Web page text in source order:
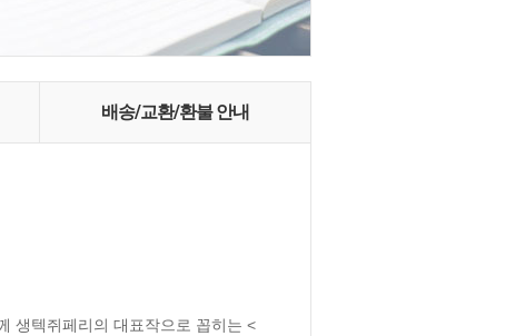
배송/교환/환불 안내
생텍쥐페리의 대표작으로 꼽히는 <